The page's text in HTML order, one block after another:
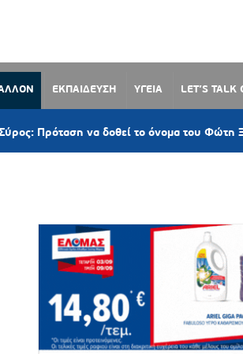
ΕΚΠΑΙΔΕΥΣΗ ΥΓΕΙΑ LET’S TALK
δοθεί το όνομα του Φώτη Ξαγοράρη